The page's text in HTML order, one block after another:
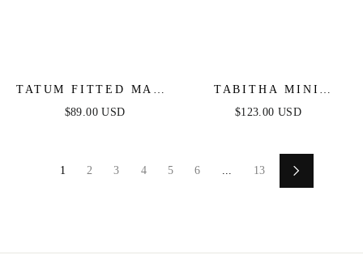
TATUM FITTED MAXI
DRESS - BLACK
$89.00 USD
TABITHA MINI
DRESS - LAYERED
$123.00 USD
1 2 3 4 5 6 ... 13